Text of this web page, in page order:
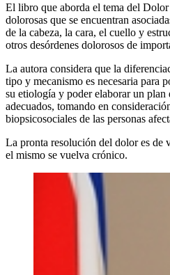
El libro que aborda el tema del
dolorosas que se encuentran
de la cabeza, la cara, el cuello y
otros desórdenes dolorosos de
La autora considera que la
tipo y mecanismo es necesaria para
su etiología y poder elaborar un plan
adecuados, tomando en
biopsicosociales de las personas
La pronta resolución del dolor es de
el mismo se vuelva crónico.